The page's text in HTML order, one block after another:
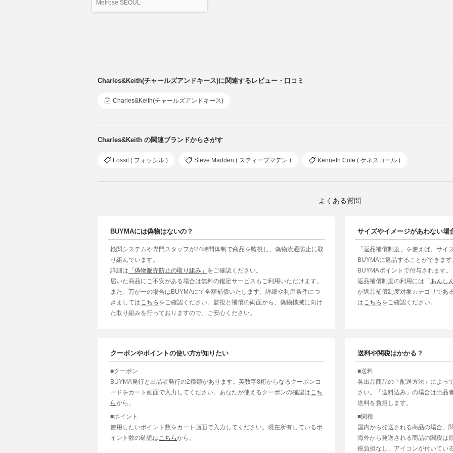
Melrose SEOUL
Charles&Keith(チャールズアンドキース)に関連するレビュー・口コミ
Charles&Keith(チャールズアンドキース)
Charles&Keith の関連ブランドからさがす
Fossil ( フォッシル ) Steve Madden ( スティーブマデン ) Kenneth Cole ( ケネスコール )
よくある質問
BUYMAには偽物はないの？
検閲システムや専門スタッフが24時間体制で商品を監視し、偽物流通防止に取
り組んでいます。
詳細は 「偽物販売防止の取り組み」 をご確認ください。
届いた商品にご不安がある場合は無料の鑑定サービスもご利用いただけます。
また、万が一の場合はBUYMAにて全額補償いたします。詳細や利用条件につ
きましては こちら をご確認ください。監視と補償の両面から、偽物撲滅に向け
た取り組みを行っておりますので、ご安心ください。
サイズやイメージがあわない場
「返品補償制度」を使えば、サ
BUYMAに返品することができま
BUYMAポイントで付与されます。
返品補償制度の利用には「あんし
が返品補償制度対象カテゴリであ
は こちら をご確認ください。
クーポンやポイントの使い方が知りたい
■クーポン
BUYMA発行と出品者発行の2種類があります。英数字8桁からなるクーポンコ
ードをカート画面で入力してください。あなたが使えるクーポンの確認は こち
らから。
■ポイント
使用したいポイント数をカート画面で入力してください。現在所有しているポ
イント数の確認は こちらから。
送料や関税はかかる？
■送料
各出品商品の「配送方法」によっ
さい。「送料込み」の場合は出品
送料を負担します。
■関税
国内から発送される商品の場合、
海外から発送される商品の関税は
税負担なし」アイコンが付いてい